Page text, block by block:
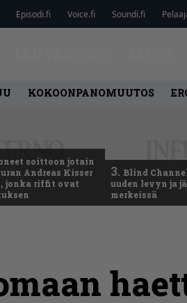
Episodi.fi Voice.fi Soundi.fi
KOKOONPANOMUUTOS
soittoon jotain
Andreas Kisser
jonka riffit ovat
3. Blind
uuden levyn ja
merkeissä